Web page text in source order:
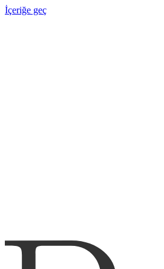
İçeriğe geç